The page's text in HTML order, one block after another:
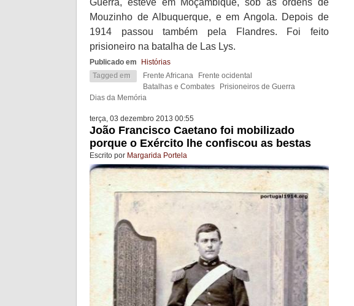
Mouzinho de Albuquerque, e em Angola. Depois de
1914 passou também pela Flandres. Foi feito
prisioneiro na batalha de Las Lys.
Publicado em
Histórias
Tagged em
Frente Africana
Frente ocidental
Batalhas e Combates
Prisioneiros de Guerra
Dias da Memória
terça, 03 dezembro 2013 00:55
João Francisco Caetano foi mobilizado
porque o Exército lhe confiscou as bestas
Escrito por Margarida Portela